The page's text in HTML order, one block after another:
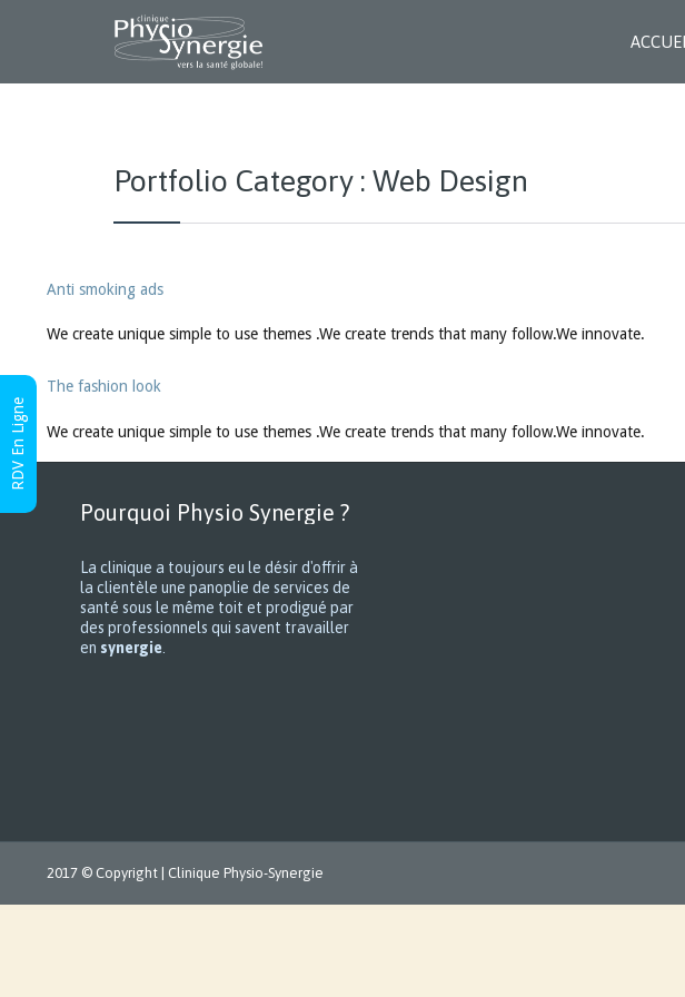
Portfolio Category : Web Design
Anti smoking ads
We create unique simple to use themes .We create trends that many follow.We innovate.
The fashion look
We create unique simple to use themes .We create trends that many follow.We innovate.
Pourquoi Physio Synergie ?
La clinique a toujours eu le désir d'offrir à
la clientèle une panoplie de services de
santé sous le même toit et prodigué par
des professionnels qui savent travailler
en synergie.
2017 © Copyright | Clinique Physio-Synergie
RDV En Ligne